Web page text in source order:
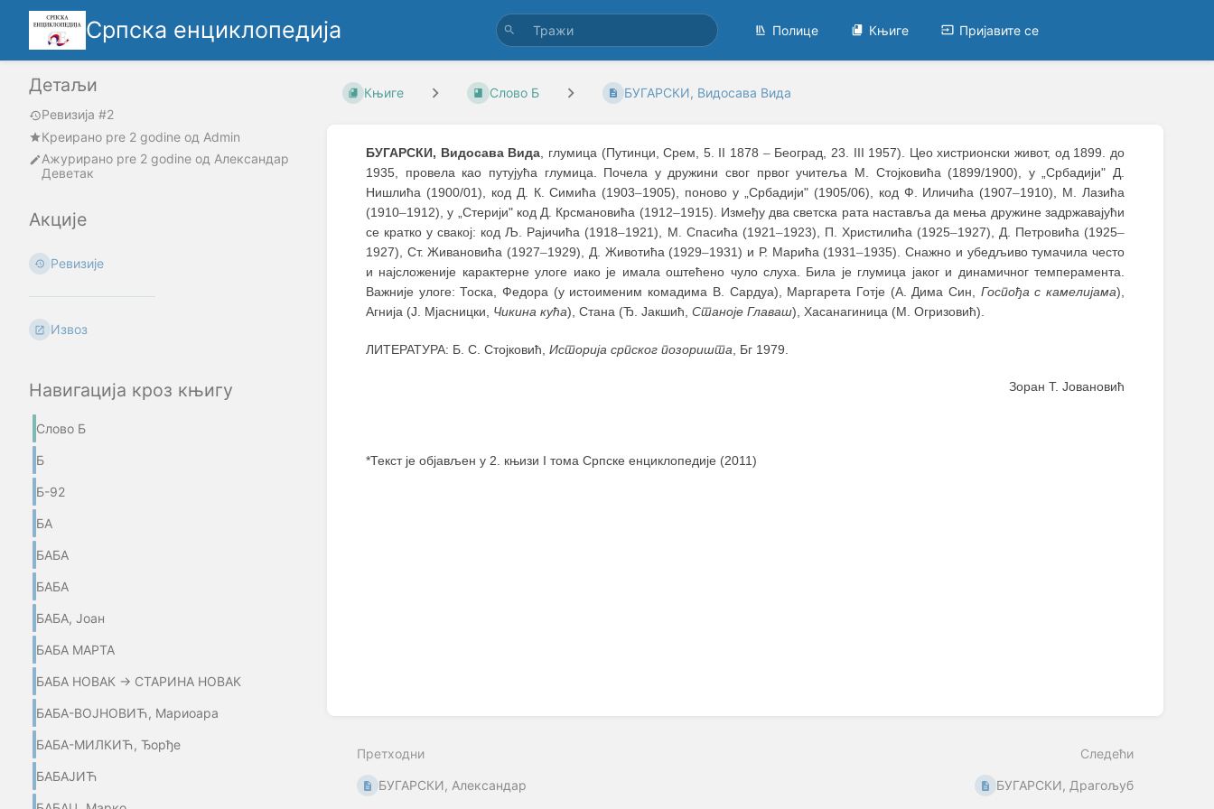
Српска енциклопедија Полице Књиге Пријавите се
Детаљи
Ревизија #2
Креирано pre 2 godine oд Admin
Ажурирано pre 2 godine од Александар
Деветак
Акције
Ревизије
Извоз
Навигација кроз књигу
Слово Б
Б
Б-92
БА
БАБА
БАБА
БАБА, Јоан
БАБА МАРТА
БАБА НОВАК → СТАРИНА НОВАК
БАБА-ВОЈНОВИЋ, Мариоара
БАБА-МИЛКИЋ, Ђорђе
БАБАЈИЋ
Књиге Слово Б БУГАРСКИ, Видосава Вида
БУГАРСКИ, Видосава Вида, глумица (Путинци, Срем, 5. II 1878 –Београд, 23. III 1957). Цео хистрионски живот, од 1899. до
1935, провела као путујућа глумица. Почела у дружини свог првог учитеља М. Стојковића (1899/1900), у „Србадији" Д.
Нишлића (1900/01), код Д. К. Симића (1903–1905), поново у „Србадији" (1905/06), код Ф. Иличића (1907–1910), М. Лазића
(1910–1912), у „Стерији" код Д. Крсмановића (1912–1915). Између два светска рата наставља да мења дружине задржавајући
се кратко у свакој: код Љ. Рајичића (1918–1921), М. Спасића (1921–1923), П. Христилића (1925–1927), Д. Петровића (1925–
1927), Ст. Живановића (1927–1929), Д. Животића (1929–1931) и Р. Марића (1931–1935). Снажно и убедљиво тумачила често
и најсложеније карактерне улоге иако је имала оштећено чуло слуха. Била је глумица јаког и динамичног темперамента.
Важније улоге: Тоска, Федора (у истоименим комадима В. Сардуа), Маргарета Готје (А. Дима Син, Госпођа с камелијама),
Агнија (J. Мјасницки, Чикина кућа), Стана (Ђ. Јакшић, Станоје Главаш), Хасанагиница (М. Огризовић).
ЛИТЕРАТУРА: Б. С. Стојковић, Историја српског позоришта , Бг 1979.
Зоран Т. Јовановић
*Текст је објављен у 2. књизи I тома Српске енциклопедије (2011)
Претходни
БУГАРСКИ, Александар
Следећи
БУГАРСКИ, Драгољуб